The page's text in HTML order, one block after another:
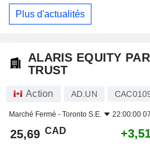
Plus d'actualités
ALARIS EQUITY
TRUST
Action AD.UN
Marché Fermé - Toronto S.E. 22:00:00
25,69 CAD